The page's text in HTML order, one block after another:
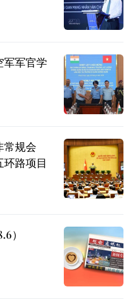
军军官学
常规会
路项目
）